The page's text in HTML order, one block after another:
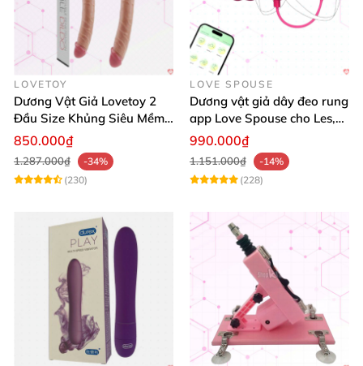
LOVETOY
Dương Vật Giả Lovetoy 2
Đầu Size Khủng Siêu Mềm
Kích Thích Les
850.000₫
1.287.000₫
-34%
(230)
LOVE SPOUSE
Dương vật giả dây đeo rung
app Love Spouse cho Les,
đồng tính nữ
990.000₫
1.151.000₫
-14%
(228)